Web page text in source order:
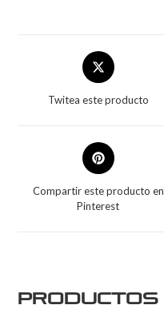
Twitea este producto
Compartir este producto en
Pinterest
Productos